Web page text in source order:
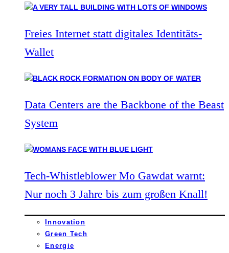
Freies Internet statt digitales Identitäts-
Wallet
Data Centers are the Backbone of the Beast
System
Tech-Whistleblower Mo Gawdat warnt:
Nur noch 3 Jahre bis zum großen Knall!
Innovation
Green Tech
Energie